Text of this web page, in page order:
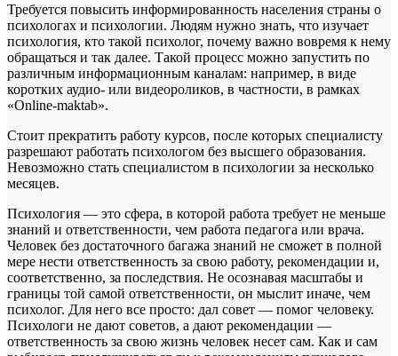
Требуется повысить информированность населения страны о
психологах и психологии. Людям нужно знать, что изучает
психология, кто такой психолог, почему важно вовремя к нему
обращаться и так далее. Такой процесс можно запустить по
различным информационным каналам: например, в виде
коротких аудио- или видеороликов, в частности, в рамках
«Online-maktab».
Стоит прекратить работу курсов, после которых специалисту
разрешают работать психологом без высшего образования.
Невозможно стать специалистом в психологии за несколько
месяцев.
Психология — это сфера, в которой работа требует не меньше
знаний и ответственности, чем работа педагога или врача.
Человек без достаточного багажа знаний не сможет в полной
мере нести ответственность за свою работу, рекомендации и,
соответственно, за последствия. Не осознавая масштабы и
границы той самой ответственности, он мыслит иначе, чем
психолог. Для него все просто: дал совет — помог человеку.
Психологи не дают советов, а дают рекомендации —
ответственность за свою жизнь человек несет сам. Как и сам